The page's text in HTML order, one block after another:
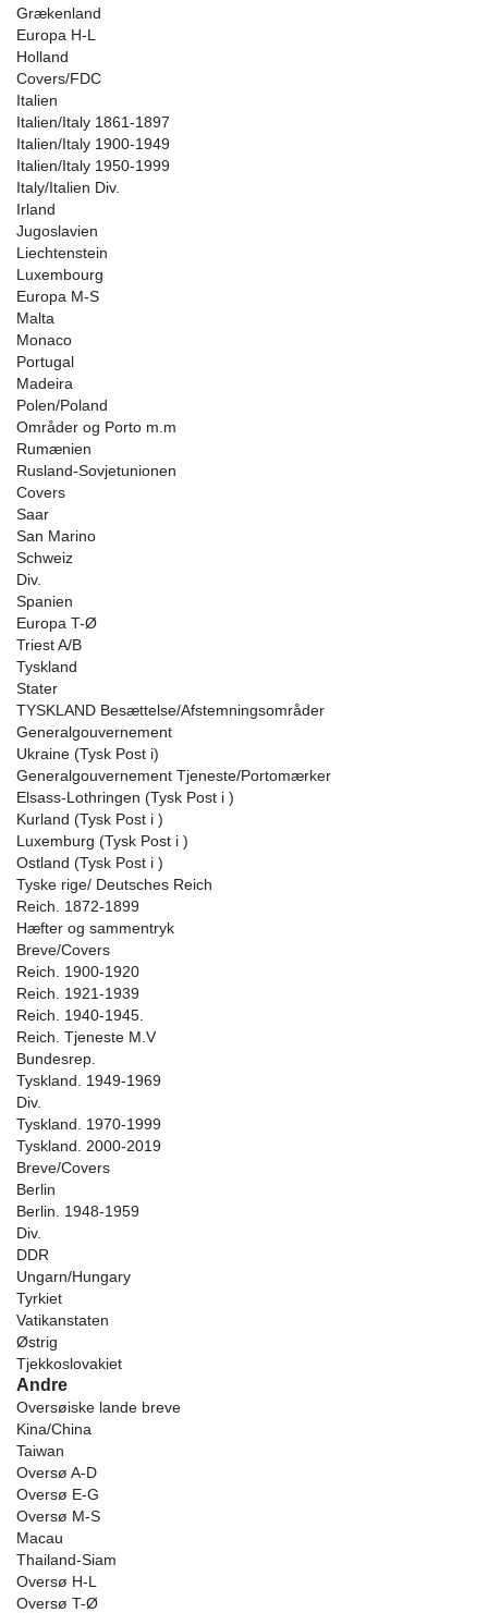
Grækenland
Europa H-L
Holland
Covers/FDC
Italien
Italien/Italy 1861-1897
Italien/Italy 1900-1949
Italien/Italy 1950-1999
Italy/Italien Div.
Irland
Jugoslavien
Liechtenstein
Luxembourg
Europa M-S
Malta
Monaco
Portugal
Madeira
Polen/Poland
Områder og Porto m.m
Rumænien
Rusland-Sovjetunionen
Covers
Saar
San Marino
Schweiz
Div.
Spanien
Europa T-Ø
Triest A/B
Tyskland
Stater
TYSKLAND Besættelse/Afstemningsområder
Generalgouvernement
Ukraine (Tysk Post i)
Generalgouvernement Tjeneste/Portomærker
Elsass-Lothringen (Tysk Post i )
Kurland (Tysk Post i )
Luxemburg (Tysk Post i )
Ostland (Tysk Post i )
Tyske rige/ Deutsches Reich
Reich. 1872-1899
Hæfter og sammentryk
Breve/Covers
Reich. 1900-1920
Reich. 1921-1939
Reich. 1940-1945.
Reich. Tjeneste M.V
Bundesrep.
Tyskland. 1949-1969
Div.
Tyskland. 1970-1999
Tyskland. 2000-2019
Breve/Covers
Berlin
Berlin. 1948-1959
Div.
DDR
Ungarn/Hungary
Tyrkiet
Vatikanstaten
Østrig
Tjekkoslovakiet
Andre
Oversøiske lande breve
Kina/China
Taiwan
Oversø A-D
Oversø E-G
Oversø M-S
Macau
Thailand-Siam
Oversø H-L
Oversø T-Ø